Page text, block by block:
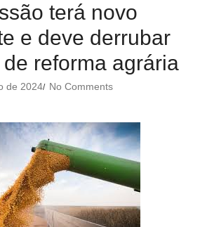
terá novo
e deve derrubar
reforma agrária
de 2024/ No Comments